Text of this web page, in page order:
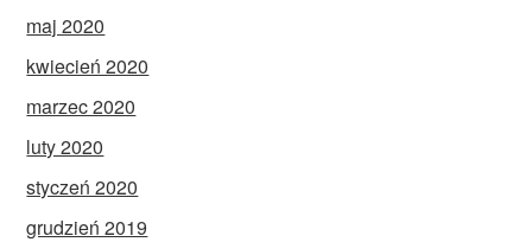
maj 2020
kwiecień 2020
marzec 2020
luty 2020
styczeń 2020
grudzień 2019